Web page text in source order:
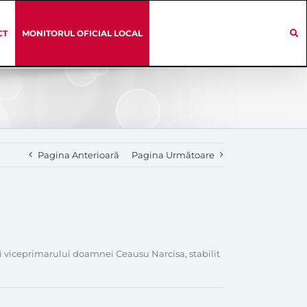
MONITORUL OFICIAL LOCAL
Pagina Anterioară Pagina Următoare
viceprimarului doamnei Ceausu Narcisa, stabilit